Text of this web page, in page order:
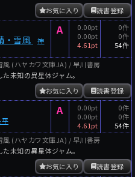
読書登録
お気に入り
・雪風
神
A
0.00pt
0.00pt
4.61pt
0件
0件
54件
(ハヤカワ文庫JA) / 早川書房
未知の異星体ジャム。
読書登録
お気に入り
平
A
0.00pt
0.00pt
4.61pt
0件
0件
54件
(ハヤカワ文庫JA) / 早川書房
未知の異星体ジャム。
読書登録
お気に入り